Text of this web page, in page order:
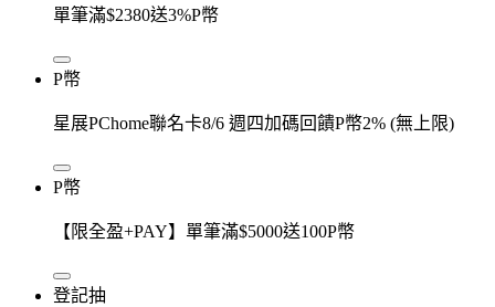
單筆滿$2380送3%P幣
P幣
星展PChome聯名卡8/6 週四加碼回饋P幣2% (無上限)
P幣
【限全盈+PAY】單筆滿$5000送100P幣
登記抽